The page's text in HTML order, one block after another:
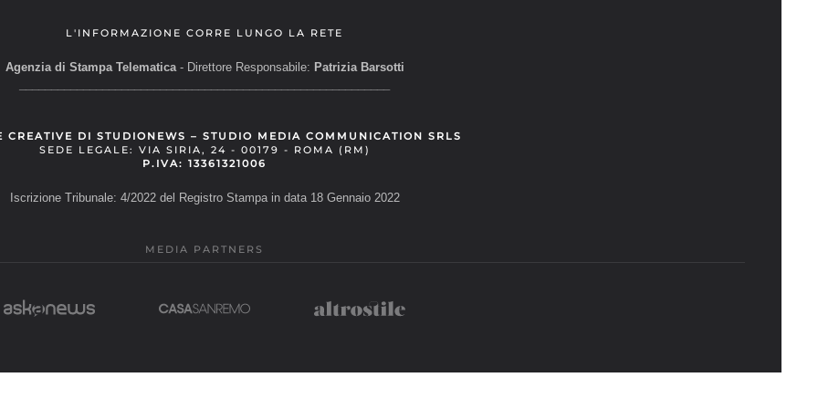
L'INFORMAZIONE CORRE LUNGO LA RETE
Agenzia di Stampa Telematica- Direttore Responsabile: Patrizia Barsotti
CREATIVE DI STUDIONEWS – STUDIO MEDIA COMMUNICATION SRLS
SEDE LEGALE: VIA SIRIA, 24 - 00179 - ROMA (RM)
P.IVA: 13361321006
Iscrizione Tribunale: 4/2022 del Registro Stampa in data 18 Gennaio 2022
MEDIA PARTNERS